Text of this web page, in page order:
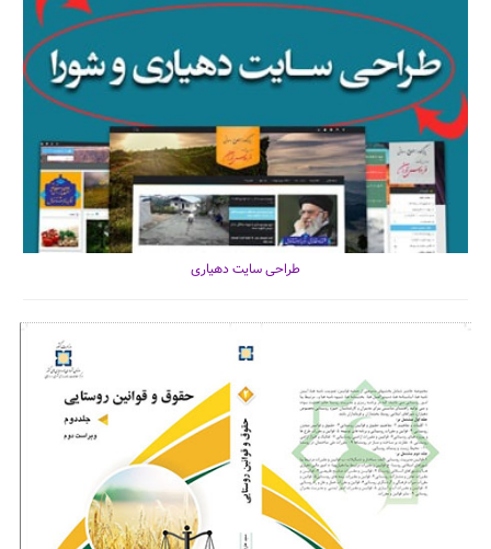
طراحی سایت دهیاری